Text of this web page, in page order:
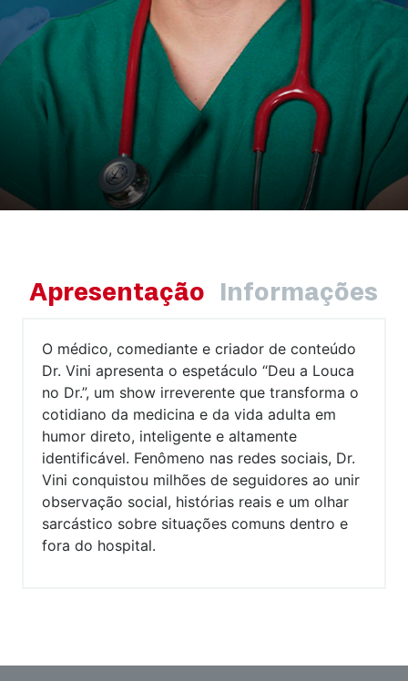
Apresentação Informações
O médico, comediante e criador de conteúdo
Dr. Vini apresenta o espetáculo “Deu a Louca
no Dr.”, um show irreverente que transforma o
cotidiano da medicina e da vida adulta em
humor direto, inteligente e altamente
identificável. Fenômeno nas redes sociais, Dr.
Vini conquistou milhões de seguidores ao unir
observação social, histórias reais e um olhar
sarcástico sobre situações comuns dentro e
fora do hospital.